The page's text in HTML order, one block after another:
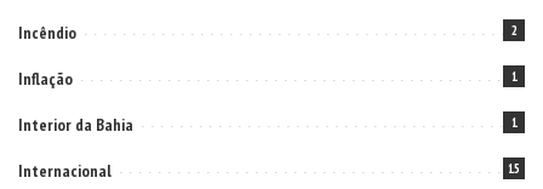
Incêndio 2
Inflação 1
Interior da Bahia 1
Internacional 15